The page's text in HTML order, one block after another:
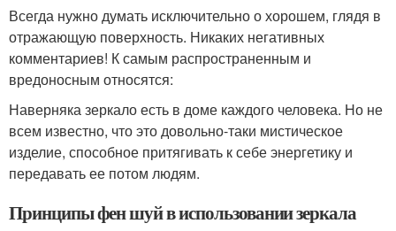
Всегда нужно думать исключительно о хорошем, глядя в
отражающую поверхность. Никаких негативных
комментариев! К самым распространенным и
вредоносным относятся:
Наверняка зеркало есть в доме каждого человека. Но не
всем известно, что это довольно-таки мистическое
изделие, способное притягивать к себе энергетику и
передавать ее потом людям.
Принципы фен шуй в использовании зеркала